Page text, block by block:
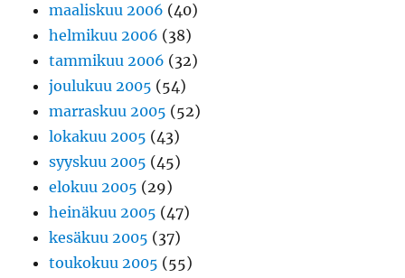
maaliskuu 2006 (40)
helmikuu 2006 (38)
tammikuu 2006 (32)
joulukuu 2005 (54)
marraskuu 2005 (52)
lokakuu 2005 (43)
syyskuu 2005 (45)
elokuu 2005 (29)
heinäkuu 2005 (47)
kesäkuu 2005 (37)
toukokuu 2005 (55)